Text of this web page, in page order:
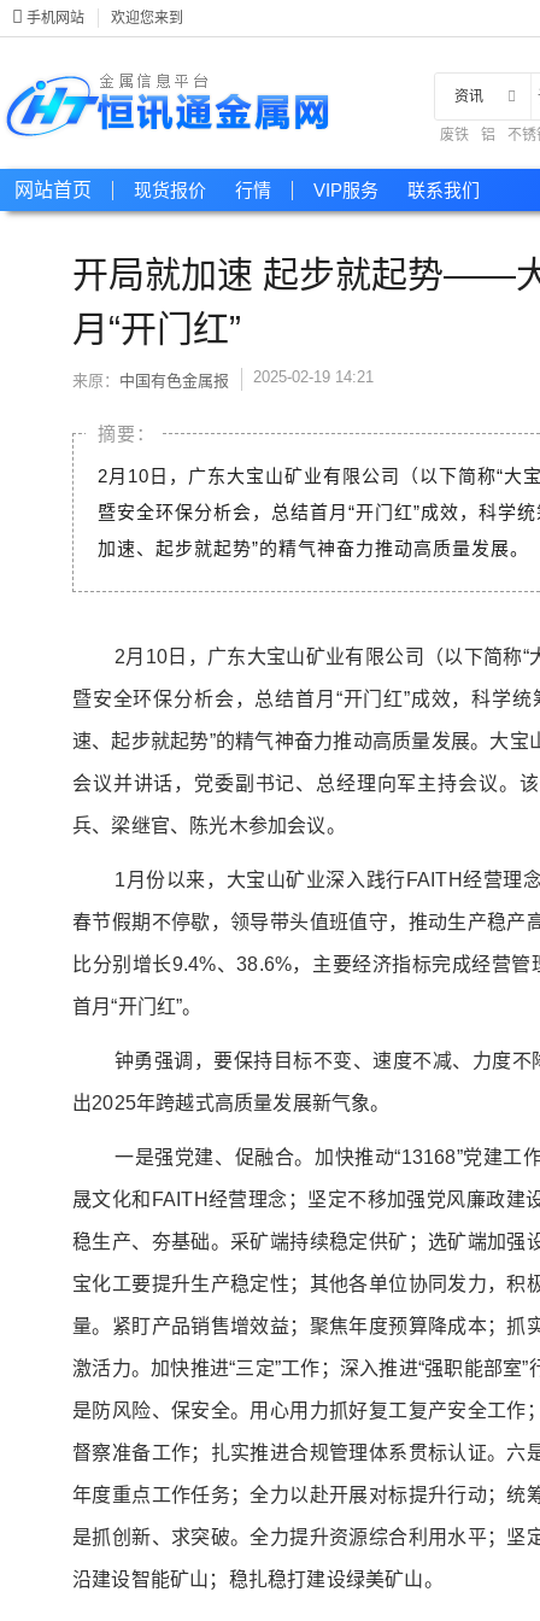
手机网站 欢迎您来到
资讯
现货
废铁 铝 不锈
网站首页 现货报价 行情 VIP服务 联系我们
开局就加速 起步就起势——
月“开门红”
来原： 中国有色金属报 2025-02-19 14:21
2月10日，广东大宝山矿业有限公司（以下简称“大
暨安全环保分析会，总结首月“开门红”成效，科学
加速、起步就起势”的精气神奋力推动高质量发展。
2月10日，广东大宝山矿业有限公司（以下简称“
暨安全环保分析会，总结首月“开门红”成效，科学
速、起步就起势”的精气神奋力推动高质量发展。大
会议并讲话，党委副书记、总经理向军主持会议。
兵、梁继官、陈光木参加会议。
1月份以来，大宝山矿业深入践行FAITH经营理
春节假期不停歇，领导带头值班值守，推动生产稳产
比分别增长9.4%、38.6%，主要经济指标完成经营管
首月“开门红”。
钟勇强调，要保持目标不变、速度不减、力度不
出2025年跨越式高质量发展新气象。
一是强党建、促融合。加快推动“13168”党建工
晟文化和FAITH经营理念；坚定不移加强党风廉政建
稳生产、夯基础。采矿端持续稳定供矿；选矿端加强
宝化工要提升生产稳定性；其他各单位协同发力，积
量。紧盯产品销售增效益；聚焦年度预算降成本；抓
激活力。加快推进“三定”工作；深入推进“强职能部室
是防风险、保安全。用心用力抓好复工复产安全工作
督察准备工作；扎实推进合规管理体系贯标认证。六
年度重点工作任务；全力以赴开展对标提升行动；统
是抓创新、求突破。全力提升资源综合利用水平；坚
沿建设智能矿山；稳扎稳打建设绿美矿山。